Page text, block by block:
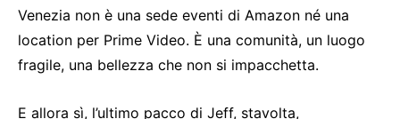
Venezia non è una sede eventi di Amazon né una
location per Prime Video. È una comunità, un luogo
fragile, una bellezza che non si impacchetta.
E allora sì, l’ultimo pacco di Jeff, stavolta,